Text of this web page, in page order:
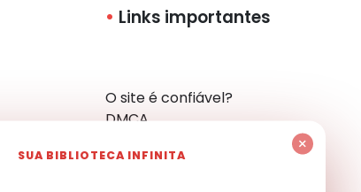
Links importantes
O site é confiável?
DMCA
Mapa do Site
×
SUA BIBLIOTECA INFINITA